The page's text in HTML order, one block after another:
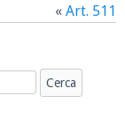
« Art. 511